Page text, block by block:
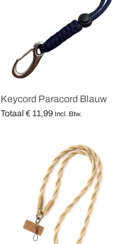
Keycord Paracord Blauw
Totaal € 11,99 Incl. Btw.